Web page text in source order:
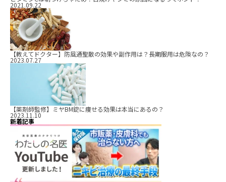
2021.09.22
【教えてドクター】防風通聖散の効果や副作用は？長期服用は危険なの？
2023.07.27
【薬剤師監修】ミヤBM錠に痩せる効果は本当にあるの？
2023.11.10
新着記事